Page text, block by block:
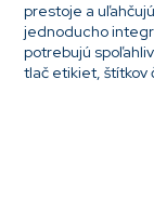
prestoje a
jednoducho
potrebujú
tlač etikiet, štítkov